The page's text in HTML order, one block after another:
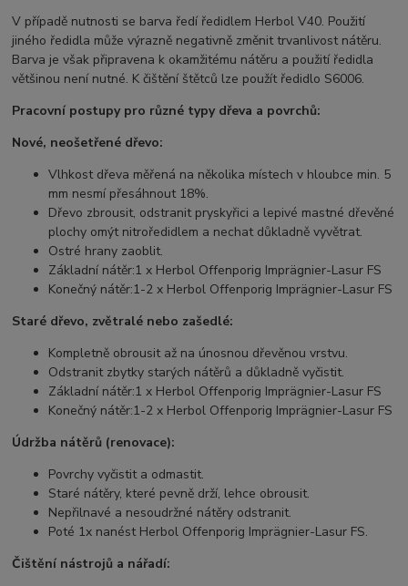
V případě nutnosti se barva ředí ředidlem Herbol V40. Použití
jiného ředidla může výrazně negativně změnit trvanlivost nátěru.
Barva je však připravena k okamžitému nátěru a použití ředidla
většinou není nutné. K čištění štětců lze použít ředidlo S6006.
Pracovní postupy pro různé typy dřeva a povrchů:
Nové, neošetřené dřevo:
Vlhkost dřeva měřená na několika místech v hloubce min. 5
mm nesmí přesáhnout 18%.
Dřevo zbrousit, odstranit pryskyřici a lepivé mastné dřevěné
plochy omýt nitroředidlem a nechat důkladně vyvětrat.
Ostré hrany zaoblit.
Základní nátěr:1 x Herbol Offenporig Imprägnier-Lasur FS
Konečný nátěr:1-2 x Herbol Offenporig Imprägnier-Lasur FS
Staré dřevo, zvětralé nebo zašedlé:
Kompletně obrousit až na únosnou dřevěnou vrstvu.
Odstranit zbytky starých nátěrů a důkladně vyčistit.
Základní nátěr:1 x Herbol Offenporig Imprägnier-Lasur FS
Konečný nátěr:1-2 x Herbol Offenporig Imprägnier-Lasur FS
Údržba nátěrů (renovace):
Povrchy vyčistit a odmastit.
Staré nátěry, které pevně drží, lehce obrousit.
Nepřilnavé a nesoudržné nátěry odstranit.
Poté 1x nanést Herbol Offenporig Imprägnier-Lasur FS.
Čištění nástrojů a nářadí: